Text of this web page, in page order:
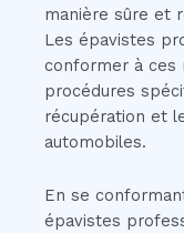
manière sûre et
Les épavistes
conformer à ces
procédures
récupération et
automobiles.
En se
épavistes